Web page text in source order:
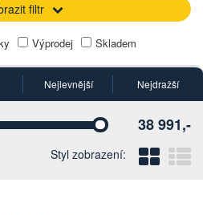
filtr
Výprodej Skladem
Nejlevnější Nejdražší
Vyberte 38 991,-
Styl zobrazení: